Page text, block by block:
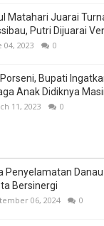
Matahari Juarai
Putri Dijuarai
04, 2023 0
Bupati
Anak Didiknya
11, 2023 0
Penyelamatan
Bersinergi
06, 2024 0